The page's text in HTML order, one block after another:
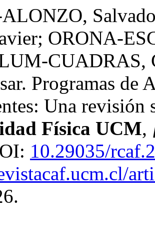
ORONA-
CUADRAS,
Programas de
Una revisión
Física UCM,
10.29035/